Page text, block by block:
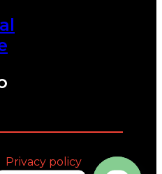
Privacy policy